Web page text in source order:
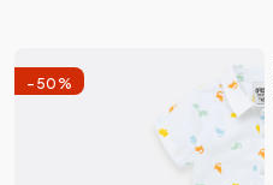
- 50 %